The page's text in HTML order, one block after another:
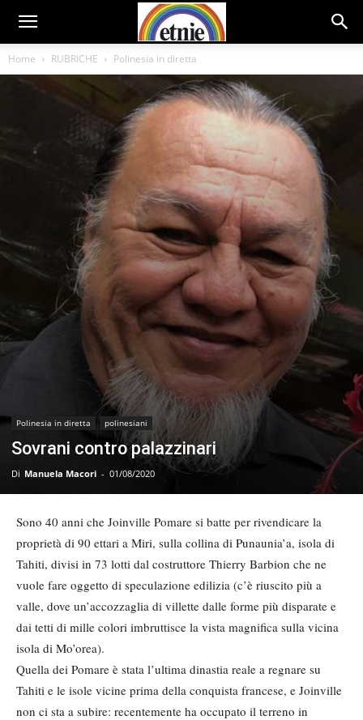
Home RUBRICHE Polinesia in diretta
Polinesia in diretta polinesiani
Sovrani contro palazzinari
Di Manuela Macori - 01/08/2020
Sono 40 anni che Joinville Pomare si batte per rivendicare la
proprietà di 90 ettari a Miri, sulla collina di Punaunia’a, isola di
Tahiti, divisi in 73 lotti dal costruttore Thierry Barbion che ne
vuole fare oggetto di speculazione edilizia (c’è riuscito più a
valle, dove un’accozzaglia di villette dalle forme più disparate e
dai tetti di mille colori imbruttisce la vista magnifica sulla vicina
isola di Mo’orea).
Quella dei Pomare è stata l’ultima dinastia reale a regnare su
Tahiti e le isole vicine prima della conquista francese, e Joinville
non ci sta a subire: recentemente ha occupato il terreno in